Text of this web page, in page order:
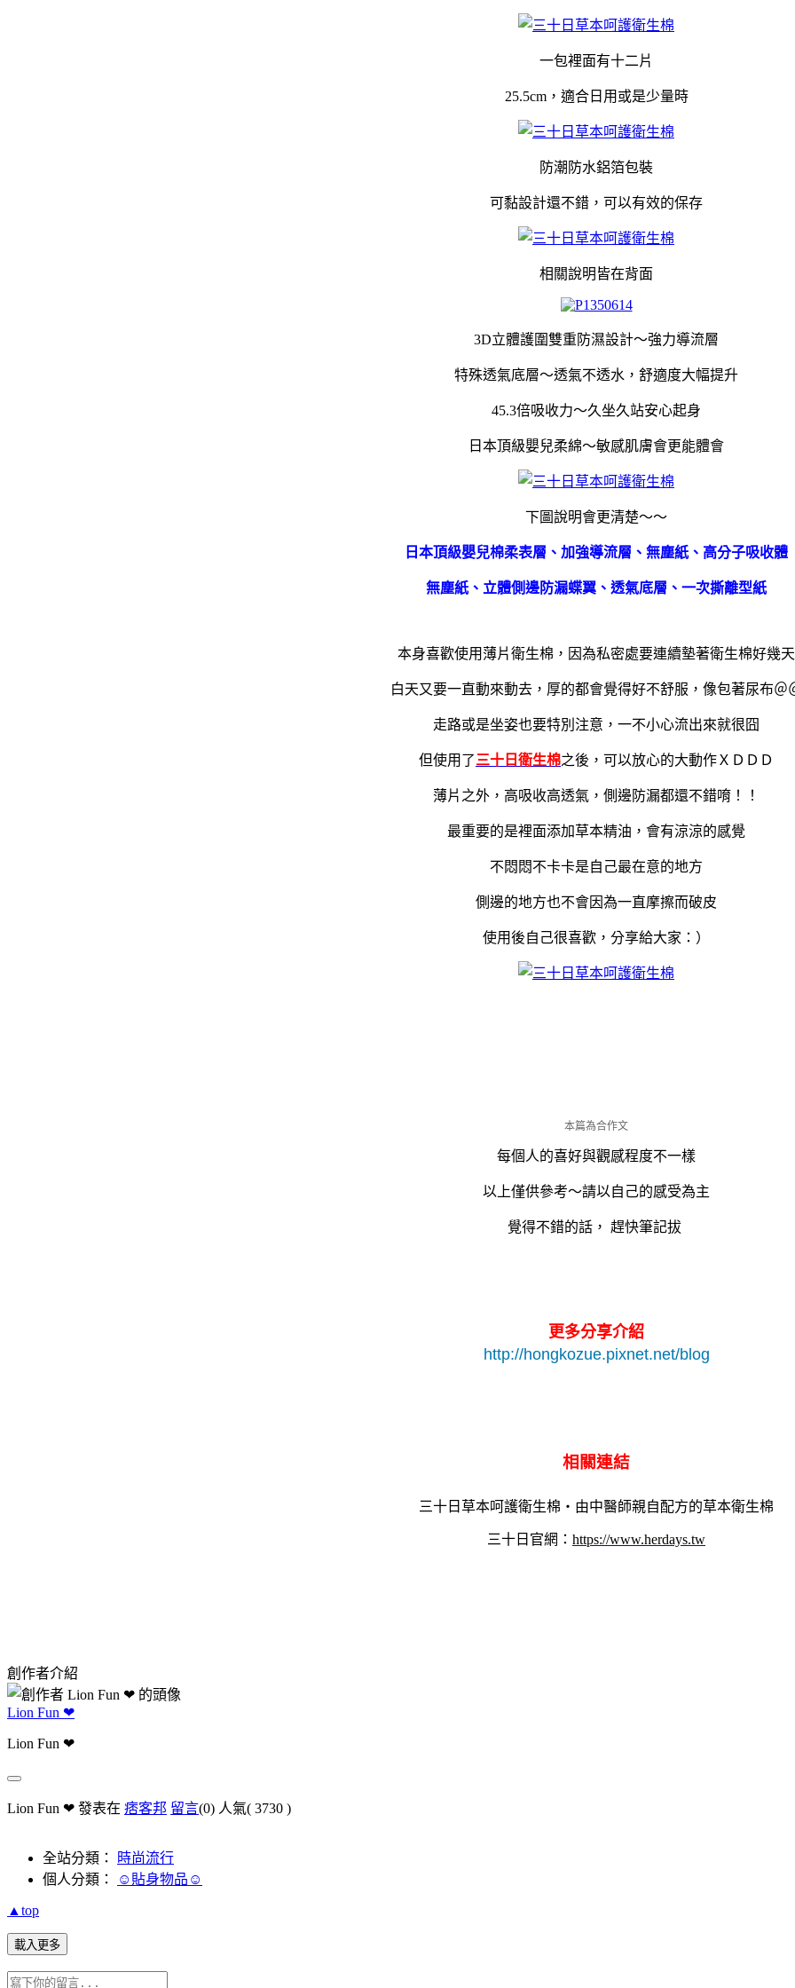
一包裡面有十二片
25.5cm，適合日用或是少量時
防潮防水鋁箔包裝
可黏設計還不錯，可以有效的保存
相關說明皆在背面
3D立體護圍雙重防濕設計～強力導流層
特殊透氣底層～透氣不透水，舒適度大幅提升
45.3倍吸收力～久坐久站安心起身
日本頂級嬰兒柔綿～敏感肌膚會更能體會
下圖說明會更清楚～～
日本頂級嬰兒棉柔表層、加強導流層、無塵紙、高分子吸收體
無塵紙、立體側邊防漏蝶翼、透氣底層、一次撕離型紙
本身喜歡使用薄片衛生棉，因為私密處要連續墊著衛生棉好幾天
白天又要一直動來動去，厚的都會覺得好不舒服，像包著尿布＠
走路或是坐姿也要特別注意，一不小心流出來就很囧
但使用了三十日衛生棉之後，可以放心的大動作ＸＤＤＤ
薄片之外，高吸收高透氣，側邊防漏都還不錯唷！！
最重要的是裡面添加草本精油，會有涼涼的感覺
不悶悶不卡卡是自己最在意的地方
側邊的地方也不會因為一直摩擦而破皮
使用後自己很喜歡，分享給大家：）
本篇為合作文
每個人的喜好與觀感程度不一樣
以上僅供參考～請以自己的感受為主
覺得不錯的話， 趕快筆記拔
更多分享介紹
http://hongkozue.pixnet.net/blog
相關連結
三十日草本呵護衛生棉・由中醫師親自配方的草本衛生棉
三十日官網： https://www.herdays.tw
創作者介紹
Lion Fun ❤
Lion Fun ❤
Lion Fun ❤ 發表在 痞客邦 留言(0) 人氣( 3730 )
全站分類：
時尚流行
個人分類：
☺貼身物品☺
▲top
載入更多